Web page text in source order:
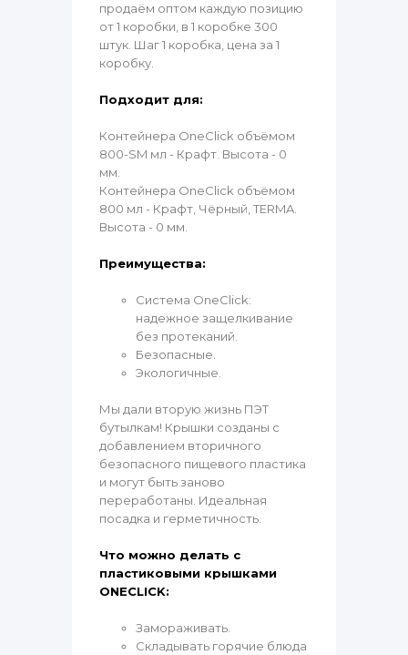
продаём оптом каждую позицию
от 1 коробки, в 1 коробке 300
штук. Шаг 1 коробка, цена за 1
коробку.
Подходит для:
Контейнера OneClick объёмом
800-SM мл - Крафт. Высота - 0
мм.
Контейнера OneClick объёмом
800 мл - Крафт, Чёрный, TERMA.
Высота - 0 мм.
Преимущества:
Система OneClick:
надежное защелкивание
без протеканий.
Безопасные.
Экологичные.
Мы дали вторую жизнь ПЭТ
бутылкам! Крышки созданы с
добавлением вторичного
безопасного пищевого пластика
и могут быть заново
переработаны. Идеальная
посадка и герметичность.
Что можно делать с
пластиковыми крышками
ONECLICK:
Замораживать.
Складывать горячие блюда